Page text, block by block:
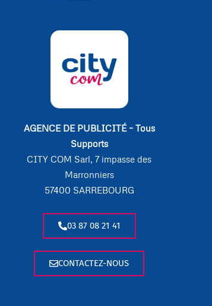
AGENCE DE PUBLICITÉ – Tous
Supports
CITY COM Sarl, 7 impasse des
Marronniers
57400 SARREBOURG
03 87 08 21 41
CONTACTEZ-NOUS